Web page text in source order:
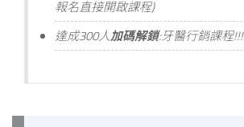
報名直接開啟課程)
達成300人加碼解鎖:牙醫行銷課程!!!